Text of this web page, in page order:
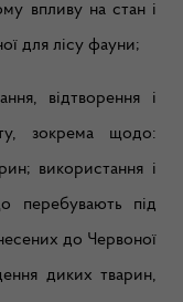
впливу на стан і
для лісу фауни;
відтворення і
зокрема щодо:
використання і
перебувають під
до Червоної
диких тварин,